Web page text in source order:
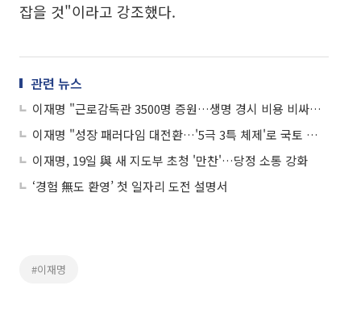
잡을 것"이라고 강조했다.
관련 뉴스
이재명 "근로감독관 3500명 증원…생명 경시 비용 비싸게 치르게 할 것"
이재명 "성장 패러다임 대전환…'5극 3특 체제'로 국토 재편"
이재명, 19일 與 새 지도부 초청 '만찬'…당정 소통 강화
‘경험 無도 환영’ 첫 일자리 도전 설명서
#이재명